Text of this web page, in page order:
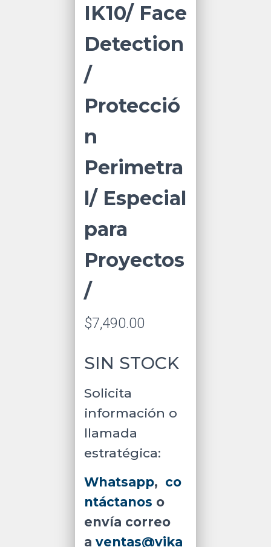
IK10/ Face
Detection
/
Protecció
n
Perimetra
l/ Especial
para
Proyectos
/
$7,490.00
SIN STOCK
Solicita
información o
llamada
estratégica:
Whatsapp, co
ntáctanos o
envía correo
a ventas@vika